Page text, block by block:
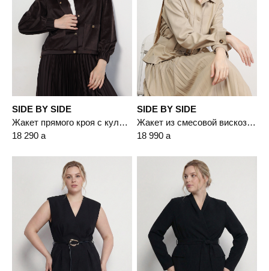
SIDE BY SIDE
Жакет прямого кроя с кулиской по низу
18 290 a
SIDE BY SIDE
Жакет из смесовой вискозы прямого кроя
18 990 a